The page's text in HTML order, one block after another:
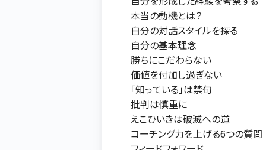
本当の動機とは？
自分の対話スタイルを探る
自分の基本理念
勝ちにこだわらない
価値を付加し過ぎない
「知っている」は禁句
批判は慎重に
えこひいきは破滅への道
コーチング力を上げる6つの質問